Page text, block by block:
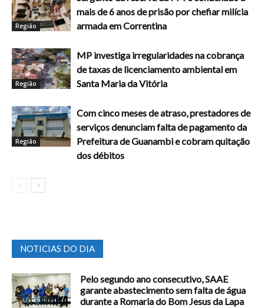
Região
mais de 6 anos de prisão por chefiar milícia
armada em Correntina
Região
MP investiga irregularidades na cobrança
de taxas de licenciamento ambiental em
Santa Maria da Vitória
Região
Com cinco meses de atraso, prestadores de
serviços denunciam falta de pagamento da
Prefeitura de Guanambi e cobram quitação
dos débitos
NOTICIAS DO DIA
Pelo segundo ano consecutivo, SAAE
garante abastecimento sem falta de água
durante a Romaria do Bom Jesus da Lapa